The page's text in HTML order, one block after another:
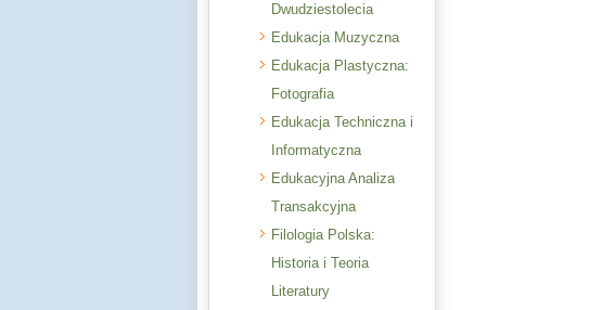
Dwudziestolecia
Edukacja Muzyczna
Edukacja Plastyczna:
Fotografia
Edukacja Techniczna i
Informatyczna
Edukacyjna Analiza
Transakcyjna
Filologia Polska:
Historia i Teoria
Literatury